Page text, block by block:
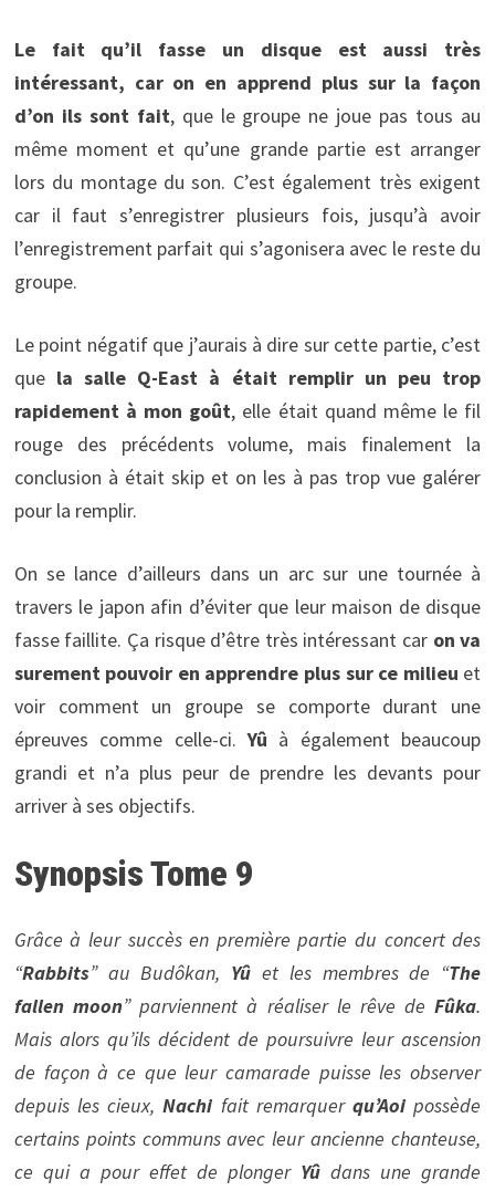
Le fait qu’il fasse un disque est aussi très
intéressant, car on en apprend plus sur la façon
d’on ils sont fait, que le groupe ne joue pas tous au
même moment et qu’une grande partie est arranger
lors du montage du son. C’est également très exigent
car il faut s’enregistrer plusieurs fois, jusqu’à avoir
l’enregistrement parfait qui s’agonisera avec le reste du
groupe.
Le point négatif que j’aurais à dire sur cette partie, c’est
que la salle Q-East à était remplir un peu trop
rapidement à mon goût, elle était quand même le fil
rouge des précédents volume, mais finalement la
conclusion à était skip et on les à pas trop vue galérer
pour la remplir.
On se lance d’ailleurs dans un arc sur une tournée à
travers le japon afin d’éviter que leur maison de disque
fasse faillite. Ça risque d’être très intéressant car on va
surement pouvoir en apprendre plus sur ce milieu et
voir comment un groupe se comporte durant une
épreuves comme celle-ci.Yû à également beaucoup
grandi et n’a plus peur de prendre les devants pour
arriver à ses objectifs.
Synopsis Tome 9
Grâce à leur succès en première partie du concert des
“Rabbits” au Budôkan, Yûet les membres de “The
fallen moon” parviennent à réaliser le rêve deFûka.
Mais alors qu’ils décident de poursuivre leur ascension
de façon à ce que leur camarade puisse les observer
depuis les cieux,Nachi fait remarquerqu’Aoipossède
certains points communs avec leur ancienne chanteuse,
ce qui a pour effet de plonger Yûdans une grande